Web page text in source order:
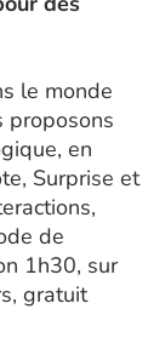
le monde
proposons
en
Surprise et
de
1h30, sur
gratuit